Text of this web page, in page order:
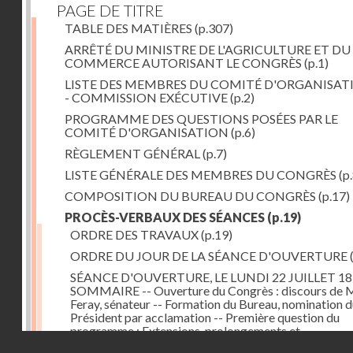
PAGE DE TITRE
TABLE DES MATIÈRES (p.307)
ARRÊTÉ DU MINISTRE DE L'AGRICULTURE ET DU
COMMERCE AUTORISANT LE CONGRÈS (p.1)
LISTE DES MEMBRES DU COMITÉ
- COMMISSION EXÉCUTIVE(p.2)
PROGRAMME DES QUESTIONS POSÉES PAR LE
COMITÉ D'ORGANISATION (p.6)
RÈGLEMENT GÉNÉRAL (p.7)
LISTE GÉNÉRALE DES MEMBRES DU CONGRÈS
COMPOSITION DU BUREAU DU CONGRÈS (p.17)
PROCÈS-VERBAUX DES SÉANCES (p.19)
ORDRE DES TRAVAUX(p.19)
ORDRE DU JOUR DE LA SÉANCE D'OUVERTURE
SÉANCE D'OUVERTURE, LE LUNDI 22 JUILLET
SOMMAIRE -- Ouverture du Congrès : discours de
Feray, sénateur -- Formation du Bureau, nomination
Président par acclamation -- Première question du
programme : Extensions, prolongements et